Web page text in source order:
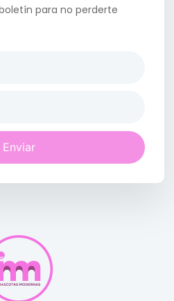
para no perderte
Enviar